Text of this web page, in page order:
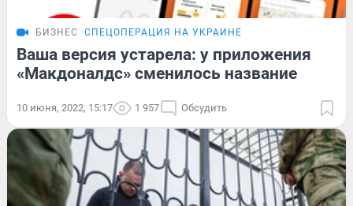
БИЗНЕС СПЕЦОПЕРАЦИЯ НА УКРАИНЕ
Ваша версия устарела: у приложения
«Макдоналдс» сменилось название
10 июня, 2022, 15:17 1 957 Обсудить